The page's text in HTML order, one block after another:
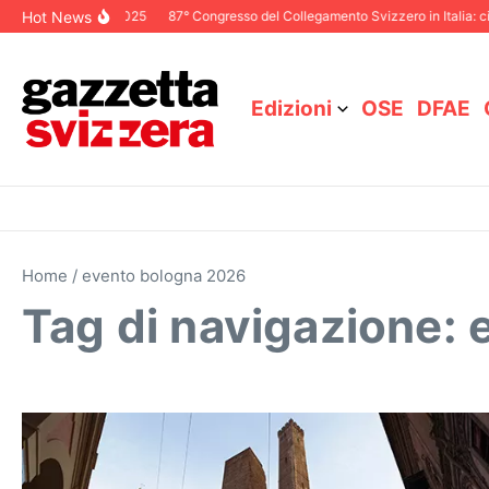
Salta al contenuto
Hot News
Dicembre 2025 87° Congresso del Collegamento Svizzero in Italia:
Edizioni OSE DFAE
Home / evento bologna 2026
Tag di navigazione: